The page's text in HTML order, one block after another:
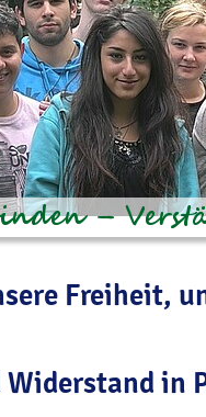
Freiheit,
Widerstand in